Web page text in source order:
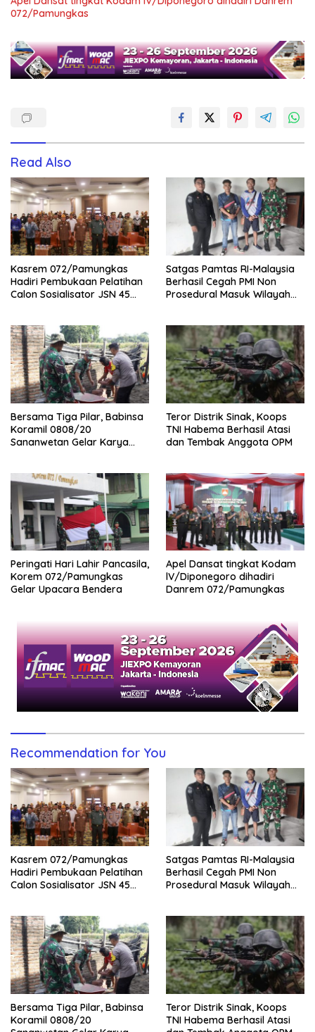
072/Pamungkas
Read Also
Kasrem 072/Pamungkas
Hadiri Pembukaan Pelatihan
Calon Sosialisator JSN 45
Satgas Pamtas RI-Malaysia
Berhasil Cegah PMI Non
Prosedural Masuk Wilayah
Bersama Tiga Pilar, Babinsa
Koramil 0808/20
Sananwetan Gelar Karya
Teror Distrik Sinak, Koops
TNI Habema Berhasil Atasi
dan Tembak Anggota OPM
Peringati Hari Lahir Pancasila,
Korem 072/Pamungkas
Gelar Upacara Bendera
Apel Dansat tingkat Kodam
lV/Diponegoro dihadiri
Danrem 072/Pamungkas
Recommendation for You
Kasrem 072/Pamungkas
Hadiri Pembukaan Pelatihan
Calon Sosialisator JSN 45
Satgas Pamtas RI-Malaysia
Berhasil Cegah PMI Non
Prosedural Masuk Wilayah
Bersama Tiga Pilar, Babinsa
Koramil 0808/20
Teror Distrik Sinak, Koops
TNI Habema Berhasil Atasi